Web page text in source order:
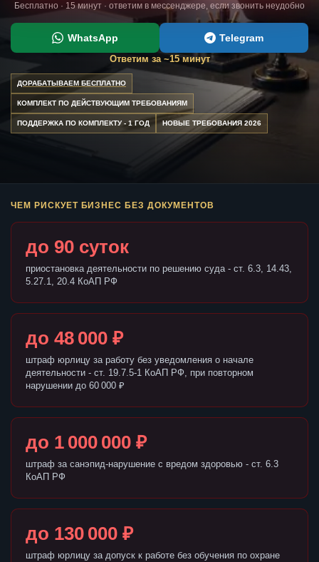
Бесплатно · 15 минут · ответим в мессенджере, если звонить неудобно
WhatsApp Telegram
Ответим за ~15 минут
ДОРАБАТЫВАЕМ БЕСПЛАТНО
КОМПЛЕКТ ПО ДЕЙСТВУЮЩИМ ТРЕБОВАНИЯМ
ПОДДЕРЖКА ПО КОМПЛЕКТУ - 1 ГОД НОВЫЕ ТРЕБОВАНИЯ 2026
ЧЕМ РИСКУЕТ БИЗНЕС БЕЗ ДОКУМЕНТОВ
до 90 суток
приостановка деятельности по решению суда - ст. 6.3, 14.43,
5.27.1, 20.4 КоАП РФ
до 48 000 ₽
штраф юрлицу за работу без уведомления о начале
деятельности - ст. 19.7.5-1 КоАП РФ, при повторном
нарушении до 60 000 ₽
до 1 000 000 ₽
штраф за санэпид-нарушение с вредом здоровью - ст. 6.3
КоАП РФ
до 130 000 ₽
штраф юрлицу за допуск к работе без обучения по охране